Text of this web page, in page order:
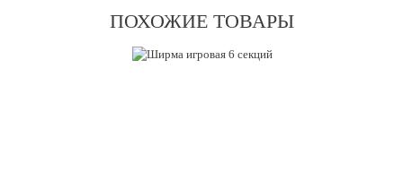
ПОХОЖИЕ ТОВАРЫ